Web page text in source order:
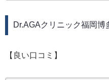
Dr.AGAクリニック福岡博
【良い口コミ】